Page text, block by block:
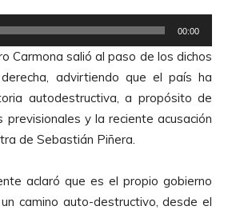
00:00
Carmona salió al paso de los dichos
advirtiendo que el país ha
autodestructiva, a propósito de
y la reciente acusación
de Sebastián Piñera.
aclaró que es el propio gobierno
camino auto-destructivo, desde el